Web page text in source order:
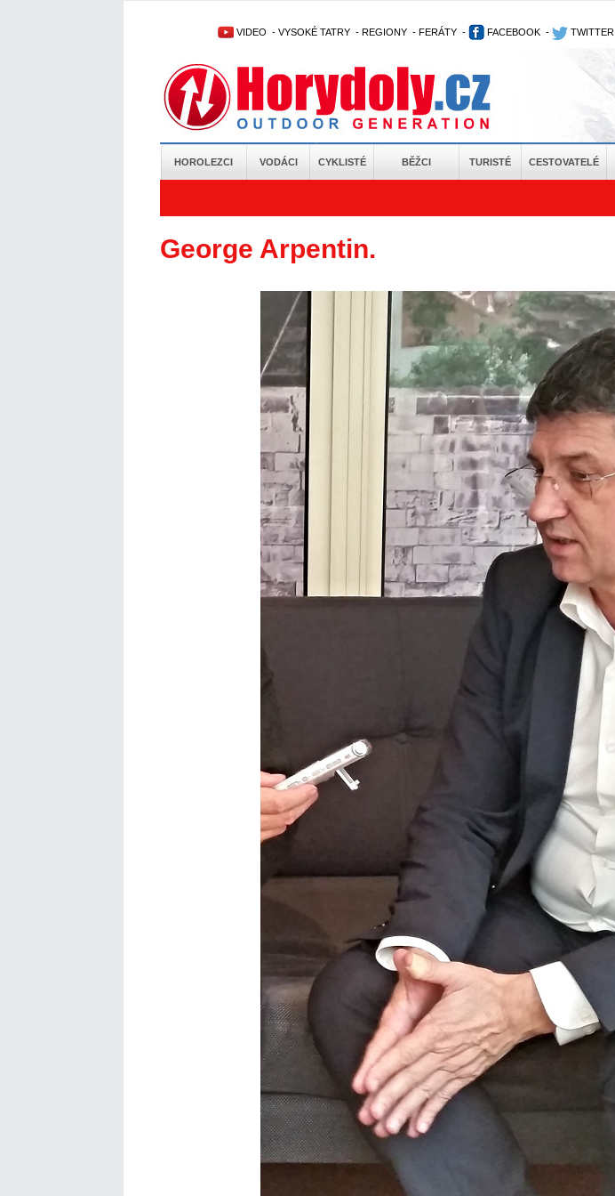
VIDEO - VYSOKÉ TATRY - REGIONY - FERÁTY - FACEBOOK - TWITTER
HOROLEZCI VODÁCI CYKLISTÉ BĚŽCI TURISTÉ CESTOVATELÉ
George Arpentin.